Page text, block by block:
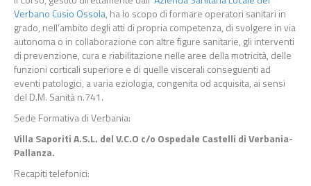
Verbano Cusio Ossola, ha lo scopo di formare operatori sanitari in
grado, nell’ambito degli atti di propria competenza, di svolgere in via
autonoma o in collaborazione con altre figure sanitarie, gli interventi
di prevenzione, cura e riabilitazione nelle aree della motricità, delle
funzioni corticali superiore e di quelle viscerali conseguenti ad
eventi patologici, a varia eziologia, congenita od acquisita, ai sensi
del D.M. Sanità n.741.
Sede Formativa di Verbania:
Villa Saporiti A.S.L. del V.C.O c/o Ospedale Castelli di Verbania-
Pallanza.
Recapiti telefonici: